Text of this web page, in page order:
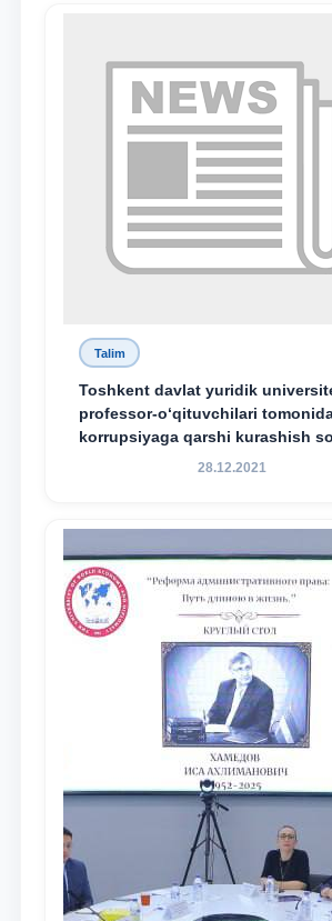
Talim
Toshkent davlat yuridik
professor-o‘qituvchilari
korrupsiyaga qarshi kurashish
amalga oshirilayotgan islohotlar
maqsadida xorijiy va mahalliy
nashrlarda chop etilgan
dayjesti
28.12.2021